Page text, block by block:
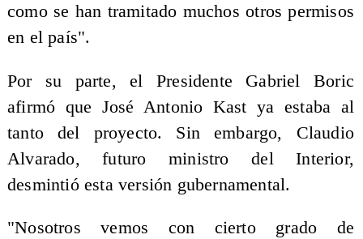
como se han tramitado muchos otros permisos
en el país".
Por su parte, el Presidente Gabriel Boric
afirmó que José Antonio Kast ya estaba al
tanto del proyecto. Sin embargo, Claudio
Alvarado, futuro ministro del Interior,
desmintió esta versión gubernamental.
"Nosotros vemos con cierto grado de